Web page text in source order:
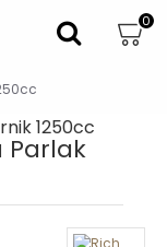
0
Parlak